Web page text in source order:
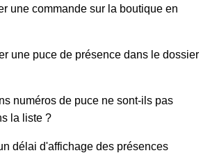
une commande sur la boutique en
une puce de présence dans le dossier
numéros de puce ne sont-ils pas
la liste ?
délai d'affichage des présences